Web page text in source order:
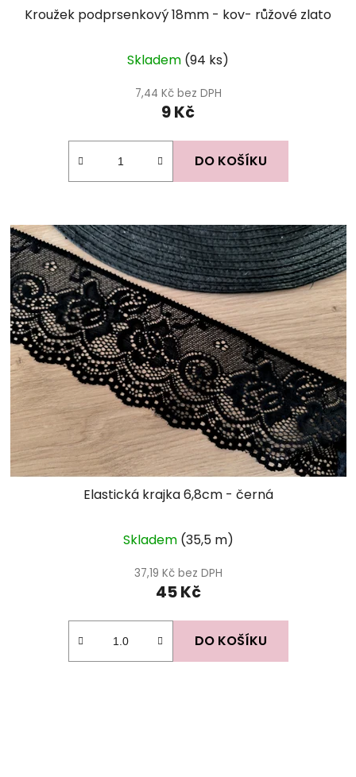
Kroužek podprsenkový 18mm - kov- růžové zlato
Skladem (94 ks)
7,44 Kč bez DPH
9 Kč
DO KOŠÍKU
Elastická krajka 6,8cm - černá
Skladem (35,5 m)
37,19 Kč bez DPH
45 Kč
DO KOŠÍKU